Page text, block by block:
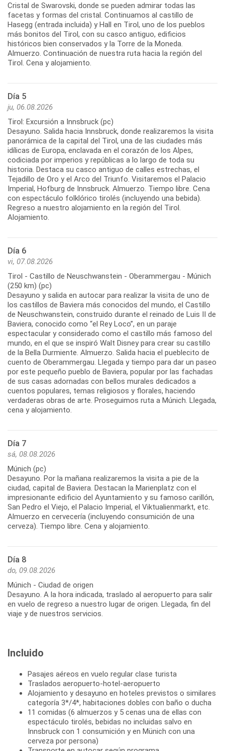
Cristal de Swarovski, donde se pueden admirar todas las
facetas y formas del cristal. Continuamos al castillo de
Hasegg (entrada incluida) y Hall en Tirol, uno de los pueblos
más bonitos del Tirol, con su casco antiguo, edificios
históricos bien conservados y la Torre de la Moneda.
Almuerzo. Continuación de nuestra ruta hacia la región del
Día 5
ju, 06.08.2026
Tirol: Excursión a Innsbruck (pc)
Desayuno. Salida hacia Innsbruck, donde realizaremos la visita
panorámica de la capital del Tirol, una de las ciudades más
idílicas de Europa, enclavada en el corazón de los Alpes,
codiciada por imperios y repúblicas a lo largo de toda su
historia. Destaca su casco antiguo de calles estrechas, el
Tejadillo de Oro y el Arco del Triunfo. Visitaremos el Palacio
Imperial, Hofburg de Innsbruck. Almuerzo. Tiempo libre. Cena
con espectáculo folklórico tirolés (incluyendo una bebida).
Regreso a nuestro alojamiento en la región del Tirol.
Día 6
vi, 07.08.2026
Tirol - Castillo de Neuschwanstein - Oberammergau - Múnich
(250 km) (pc)
Desayuno y salida en autocar para realizar la visita de uno de
los castillos de Baviera más conocidos del mundo, el Castillo
de Neuschwanstein, construido durante el reinado de Luis II de
Baviera, conocido como “el Rey Loco”, en un paraje
espectacular y considerado como el castillo más famoso del
mundo, en el que se inspiró Walt Disney para crear su castillo
de la Bella Durmiente. Almuerzo. Salida hacia el pueblecito de
cuento de Oberammergau. Llegada y tiempo para dar un paseo
por este pequeño pueblo de Baviera, popular por las fachadas
de sus casas adornadas con bellos murales dedicados a
cuentos populares, temas religiosos y florales, haciendo
verdaderas obras de arte. Proseguimos ruta a Múnich. Llegada,
Día 7
sá, 08.08.2026
Múnich (pc)
Desayuno. Por la mañana realizaremos la visita a pie de la
ciudad, capital de Baviera. Destacan la Marienplatz con el
impresionante edificio del Ayuntamiento y su famoso carillón,
San Pedro el Viejo, el Palacio Imperial, el Viktualienmarkt, etc.
Almuerzo en cervecería (incluyendo consumición de una
Día 8
do, 09.08.2026
Múnich - Ciudad de origen
Desayuno. A la hora indicada, traslado al aeropuerto para salir
en vuelo de regreso a nuestro lugar de origen. Llegada, fin del
Incluido
Pasajes aéreos en vuelo regular clase turista
Traslados aeropuerto-hotel-aeropuerto
Alojamiento y desayuno en hoteles previstos o similares
categoría 3*/4*, habitaciones dobles con baño o ducha
11 comidas (6 almuerzos y 5 cenas una de ellas con
espectáculo tirolés, bebidas no incluidas salvo en
Innsbruck con 1 consumición y en Münich con una
cerveza por persona)